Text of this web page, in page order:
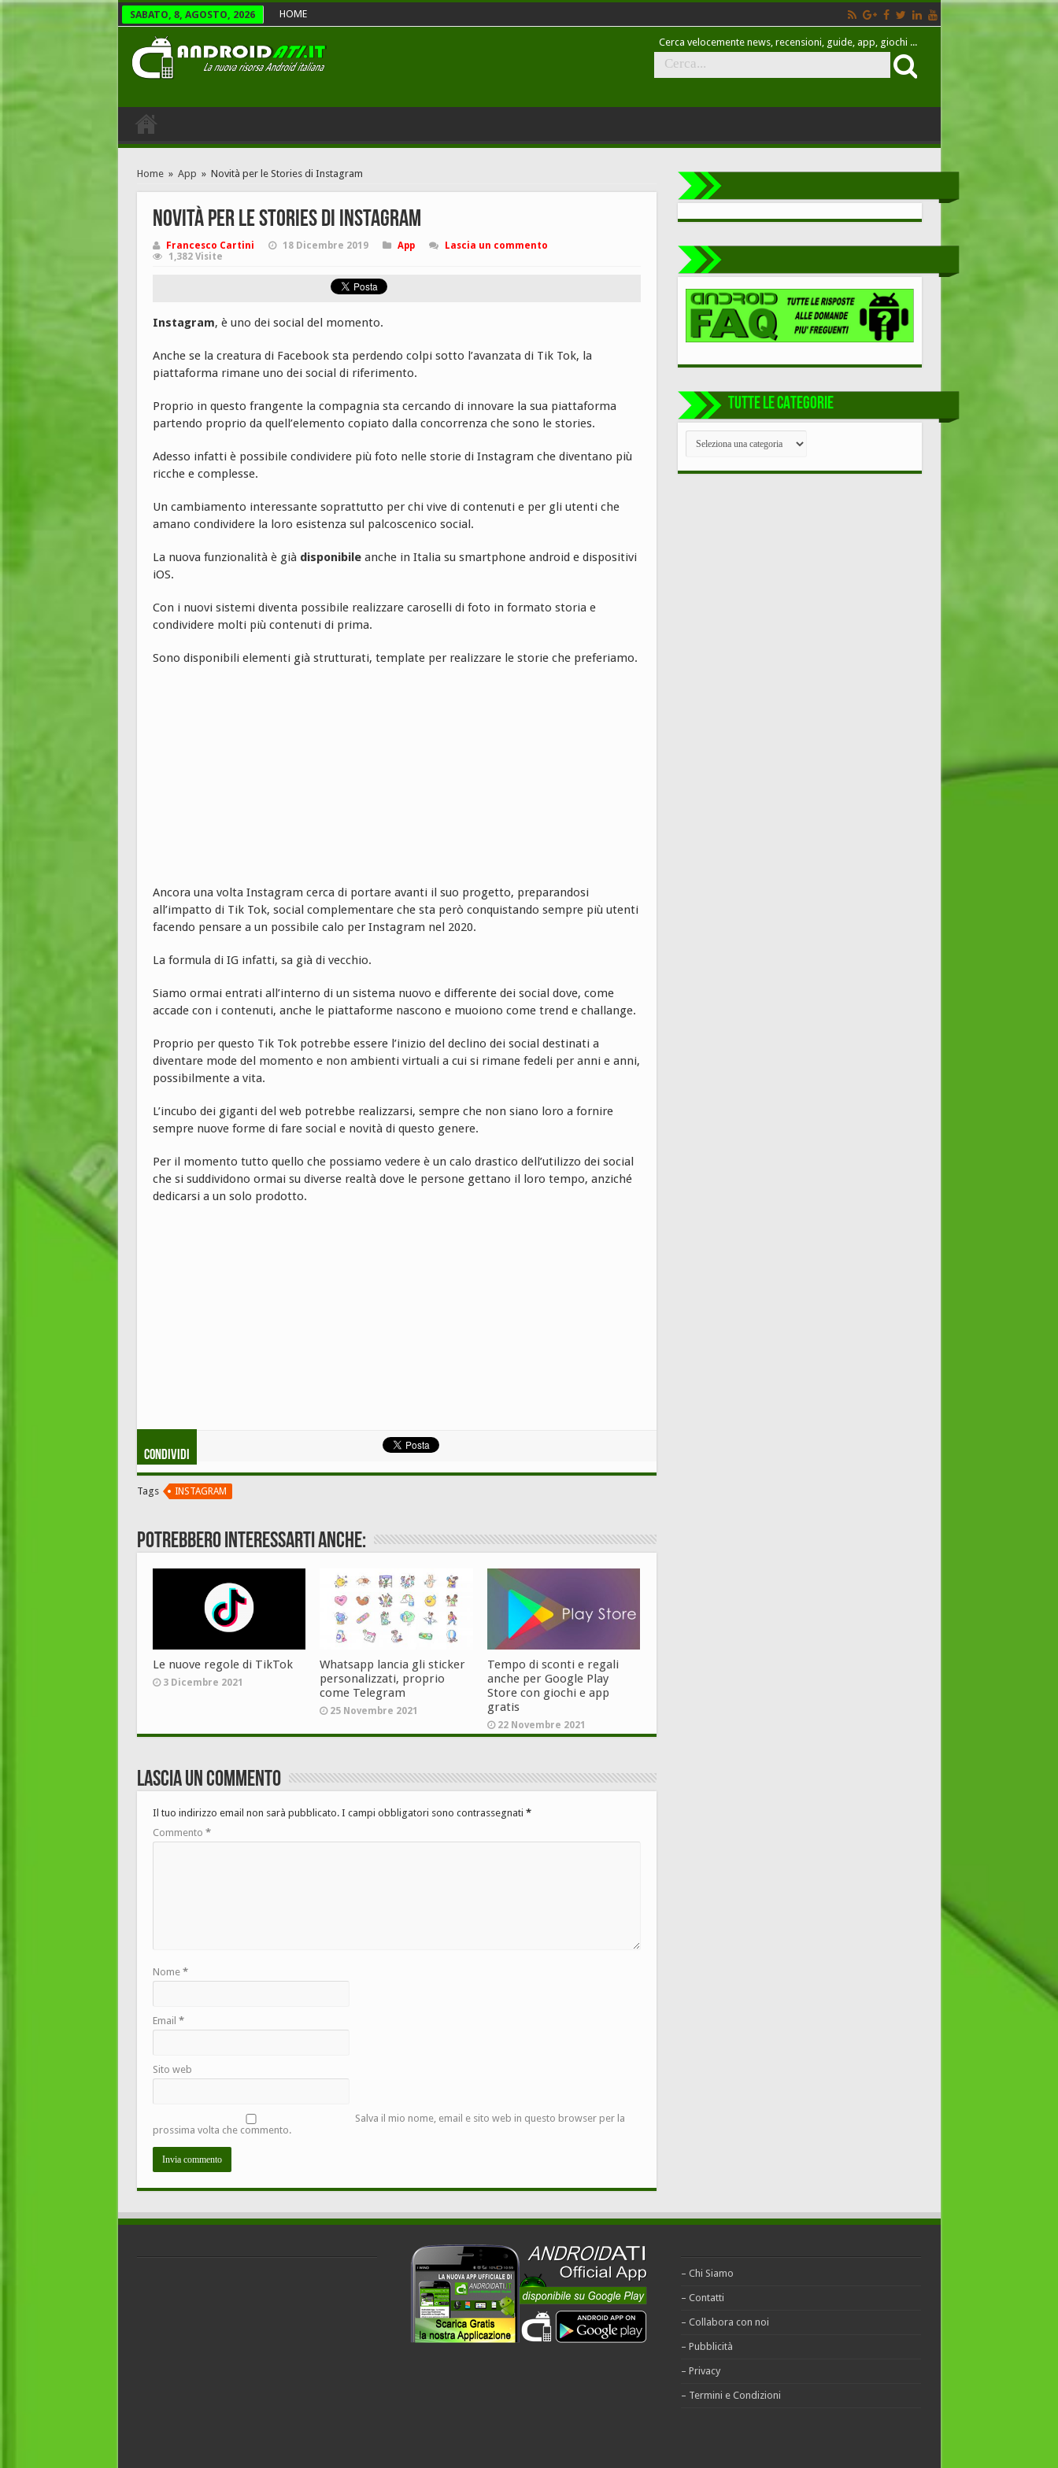
SABATO, 8, AGOSTO, 2026 HOME
Cerca velocemente news, recensioni, guide, app, giochi ...
Home » App » Novità per le Stories di Instagram
Novità per le Stories di Instagram
Francesco Cartini 18 Dicembre 2019 App
Lascia un commento
1,382 Visite
Instagram, è uno dei social del momento.
Anche se la creatura di Facebook sta perdendo colpi sotto l’avanzata di Tik Tok, la
piattaforma rimane uno dei social di riferimento.
Proprio in questo frangente la compagnia sta cercando di innovare la sua piattaforma
partendo proprio da quell’elemento copiato dalla concorrenza che sono le stories.
Adesso infatti è possibile condividere più foto nelle storie di Instagram che diventano più
ricche e complesse.
Un cambiamento interessante soprattutto per chi vive di contenuti e per gli utenti che
amano condividere la loro esistenza sul palcoscenico social.
La nuova funzionalità è già disponibileanche in Italia su smartphone android e dispositivi
iOS.
Con i nuovi sistemi diventa possibile realizzare caroselli di foto in formato storia e
condividere molti più contenuti di prima.
Sono disponibili elementi già strutturati, template per realizzare le storie che preferiamo.
Ancora una volta Instagram cerca di portare avanti il suo progetto, preparandosi
all’impatto di Tik Tok, social complementare che sta però conquistando sempre più utenti
facendo pensare a un possibile calo per Instagram nel 2020.
La formula di IG infatti, sa già di vecchio.
Siamo ormai entrati all’interno di un sistema nuovo e differente dei social dove, come
accade con i contenuti, anche le piattaforme nascono e muoiono come trend e challange.
Proprio per questo Tik Tok potrebbe essere l’inizio del declino dei social destinati a
diventare mode del momento e non ambienti virtuali a cui si rimane fedeli per anni e anni,
possibilmente a vita.
L’incubo dei giganti del web potrebbe realizzarsi, sempre che non siano loro a fornire
sempre nuove forme di fare social e novità di questo genere.
Per il momento tutto quello che possiamo vedere è un calo drastico dell’utilizzo dei social
che si suddividono ormai su diverse realtà dove le persone gettano il loro tempo, anziché
dedicarsi a un solo prodotto.
Condividi
Tags INSTAGRAM
Potrebbero interessarti anche:
Le nuove regole di TikTok
3 Dicembre 2021
Whatsapp lancia gli sticker
personalizzati, proprio
come Telegram
25 Novembre 2021
Tempo di sconti e regali
anche per Google Play
Store con giochi e app
gratis
22 Novembre 2021
Lascia un commento
Il tuo indirizzo email non sarà pubblicato. I campi obbligatori sono contrassegnati *
Commento *
Nome *
Email *
Sito web
Salva il mio nome, email e sito web in questo browser per la
prossima volta che commento.
TUTTE LE CATEGORIE
TUTTE
CATEGORIE
– Chi Siamo
– Contatti
– Collabora con noi
– Pubblicità
– Privacy
– Termini e Condizioni